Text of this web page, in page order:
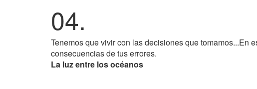
04.
Tenemos que vivir con las decisiones que tomamos...En
consecuencias de tus errores.
La luz entre los océanos